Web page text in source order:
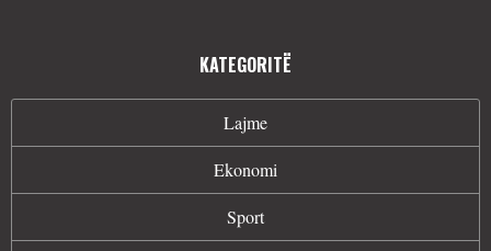
KATEGORITË
Lajme
Ekonomi
Sport